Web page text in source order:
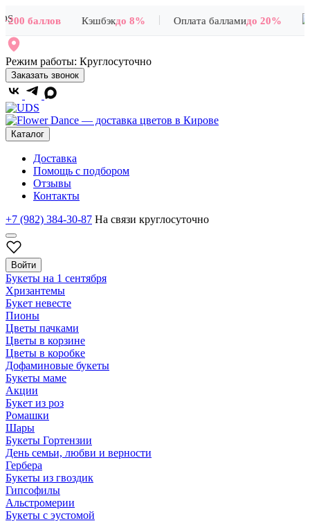
баллов Кэшбэкдо 8% Оплата балламидо 20%
Режим работы: Круглосуточно
Заказать звонок
Каталог
Доставка
Помощь с подбором
Отзывы
Контакты
+7 (982) 384-30-87 На связи круглосуточно
Войти
Букеты на 1 сентября
Хризантемы
Букет невесте
Пионы
Цветы пачками
Цветы в корзине
Цветы в коробке
Дофаминовые букеты
Букеты маме
Акции
Букет из роз
Ромашки
Шары
Букеты Гортензии
День семьи, любви и верности
Гербера
Букеты из гвоздик
Гипсофилы
Альстромерии
Букеты с эустомой